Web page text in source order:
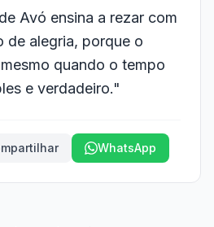
Avó ensina a rezar com
de alegria, porque o
quando o tempo
e verdadeiro."
WhatsApp